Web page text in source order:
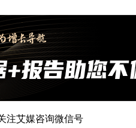
注艾媒咨询微信号